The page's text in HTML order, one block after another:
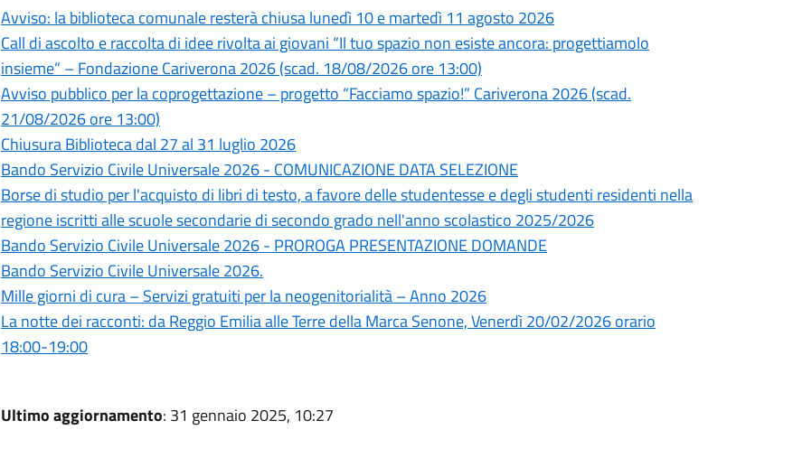
Avviso: la biblioteca comunale resterà chiusa lunedì 10 e martedì 11 agosto 2026
Call di ascolto e raccolta di idee rivolta ai giovani “Il tuo spazio non esiste ancora: progettiamolo
insieme” – Fondazione Cariverona 2026 (scad. 18/08/2026 ore 13:00)
Avviso pubblico per la coprogettazione – progetto “Facciamo spazio!” Cariverona 2026 (scad.
21/08/2026 ore 13:00)
Chiusura Biblioteca dal 27 al 31 luglio 2026
Bando Servizio Civile Universale 2026 - COMUNICAZIONE DATA SELEZIONE
Borse di studio per l'acquisto di libri di testo, a favore delle studentesse e degli studenti residenti nella
regione iscritti alle scuole secondarie di secondo grado nell'anno scolastico 2025/2026
Bando Servizio Civile Universale 2026 - PROROGA PRESENTAZIONE DOMANDE
Bando Servizio Civile Universale 2026.
Mille giorni di cura – Servizi gratuiti per la neogenitorialità – Anno 2026
La notte dei racconti: da Reggio Emilia alle Terre della Marca Senone, Venerdì 20/02/2026 orario
18:00-19:00
Ultimo aggiornamento: 31 gennaio 2025, 10:27